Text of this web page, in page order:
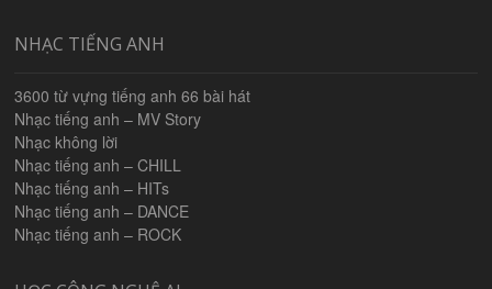
NHẠC TIẾNG ANH
3600 từ vựng tiếng anh 66 bài hát
Nhạc tiếng anh – MV Story
Nhạc không lời
Nhạc tiếng anh – CHILL
Nhạc tiếng anh – HITs
Nhạc tiếng anh – DANCE
Nhạc tiếng anh – ROCK